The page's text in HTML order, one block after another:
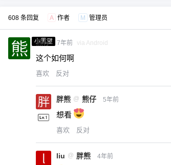
608 条回复 A 作者 M 管理员
小黑屋
熊仔 7年前 via Android
这个如何啊
喜欢 反对
胖熊 @ 熊仔 5年前
想看
喜欢 反对
liu @ 胖熊 4年前